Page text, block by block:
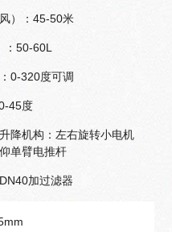
）：45-50米
：50-60L
0-320度可调
45度
降机构：左右旋转小电机
单臂电推杆
加过滤器